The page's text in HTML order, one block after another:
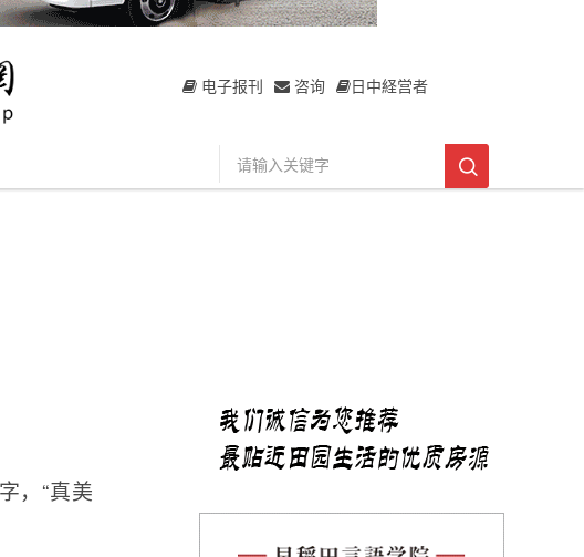
电子报刊 咨询 日中経営者
，“真美